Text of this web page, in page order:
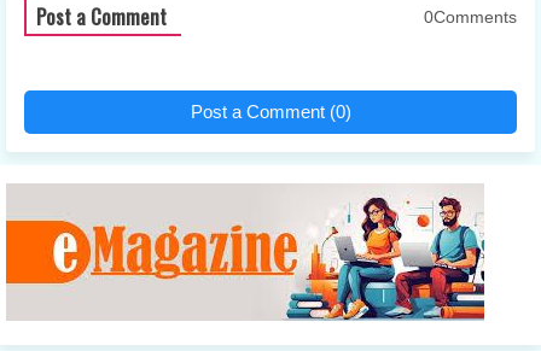
Post a Comment 0Comments
Post a Comment (0)